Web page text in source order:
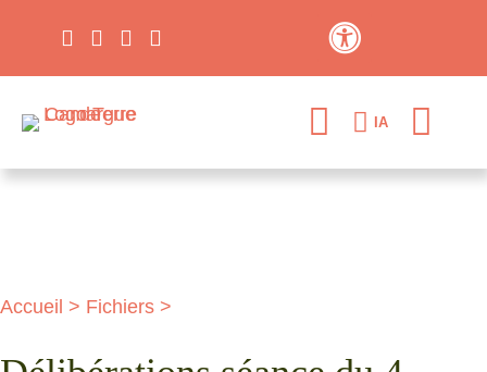
IA
Accueil > Fichiers >